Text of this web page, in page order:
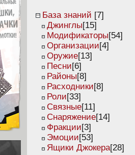
База знаний [7]
Джинглы[15]
Модификаторы[54]
Организации[4]
Оружие[13]
Песни[6]
Районы[8]
Расходники[8]
Роли[33]
Связные[11]
Снаряжение[14]
Фракции[3]
Эмоции[53]
Ящики Джокера[28]